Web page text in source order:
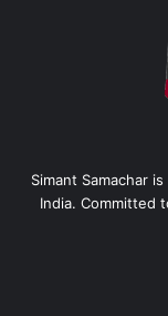
Simant Samachar
India. Committed